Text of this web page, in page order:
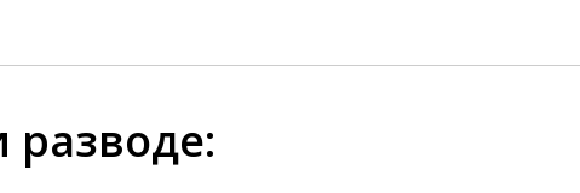
разводе: